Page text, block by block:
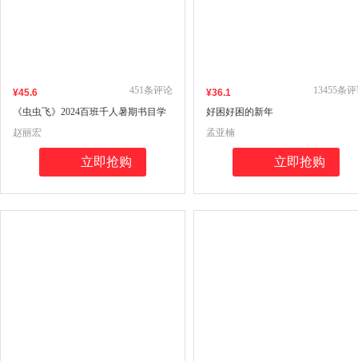
¥45.6
《虫虫飞》2024百班千人暑期书目学
前大班名师推荐全新正版现货速发
451条评论
赵丽宏
立即抢购
¥36.1
好困好困的新年
13455条
孟亚楠
立即抢购